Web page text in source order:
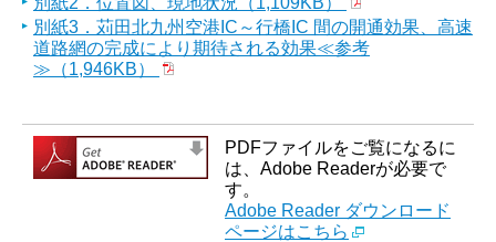
別紙3．苅田北九州空港IC～行橋IC 間の開通効果、高速
道路網の完成により期待される効果≪参考
≫（1,946KB）
PDFファイルをご覧になるに
は、Adobe Readerが必要で
す。
Adobe Reader ダウンロード
ページはこちら